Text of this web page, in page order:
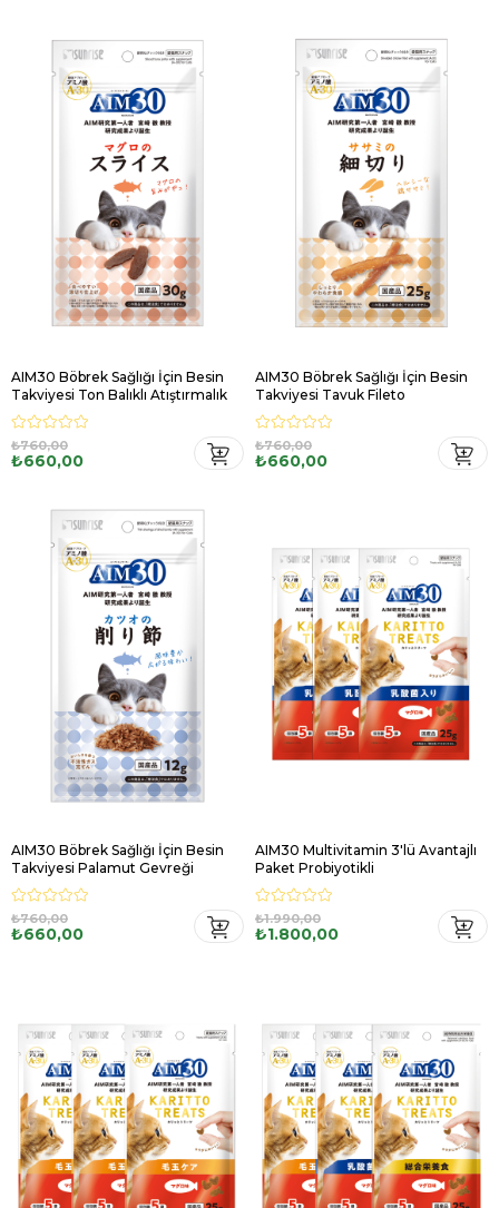
AIM30 Böbrek Sağlığı İçin Besin
Takviyesi Ton Balıklı Atıştırmalık
₺660,00
₺760,00
AIM30 Böbrek Sağlığı İçin Besin
Takviyesi Tavuk Fileto
₺660,00
₺760,00
AIM30 Böbrek Sağlığı İçin Besin
Takviyesi Palamut Gevreği
₺660,00
₺760,00
AIM30 Multivitamin 3'lü Avantajlı
Paket Probiyotikli
₺1.800,00
₺1.990,00